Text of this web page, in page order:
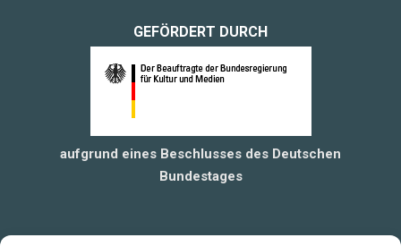
GEFÖRDERT DURCH
aufgrund eines Beschlusses des Deutschen
Bundestages